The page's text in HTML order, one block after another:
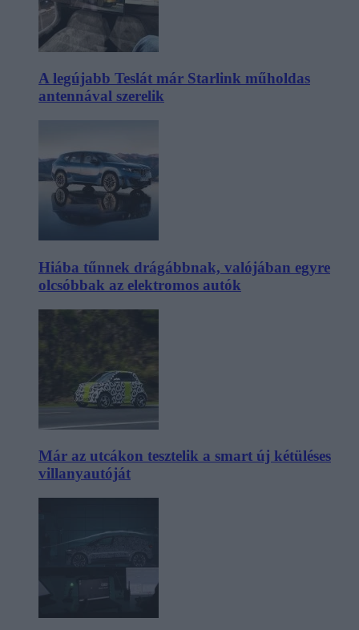
A legújabb Teslát már Starlink műholdas
antennával szerelik
Hiába tűnnek drágábbnak, valójában egyre
olcsóbbak az elektromos autók
Már az utcákon tesztelik a smart új kétüléses
villanyautóját